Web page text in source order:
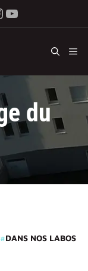
YouTube
du
#DANS NOS LABOS